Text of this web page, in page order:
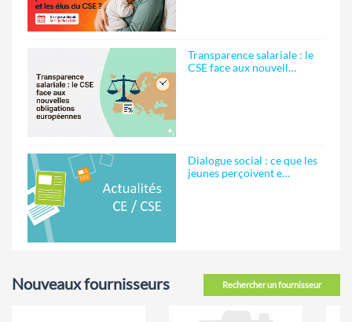
Transparence salariale : le
CSE face aux nouvell…
Dialogue social : ce que les
jeunes perçoivent e…
Rechercher un fournisseur
Nouveaux fournisseurs